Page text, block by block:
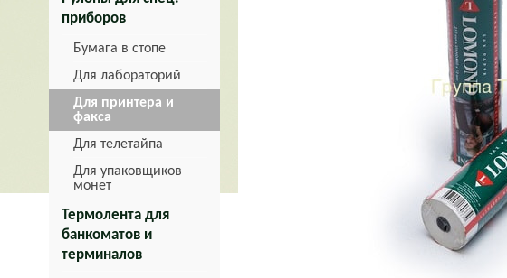
приборов
Бумага в стопе
Для лабораторий
Для принтера и
факса
Для телетайпа
Для упаковщиков
монет
Термолента для
банкоматов и
терминалов